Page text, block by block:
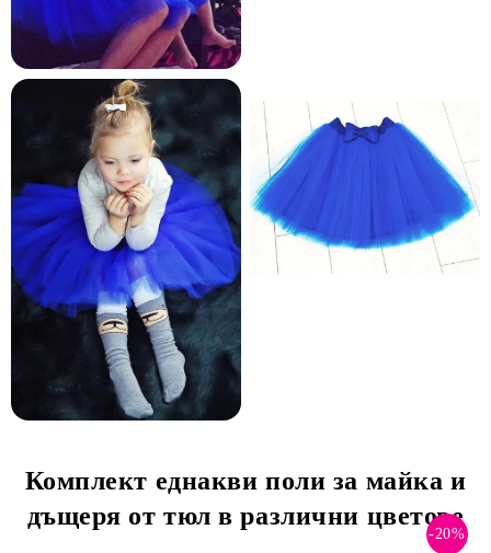
Комплект еднакви поли за майка и
дъщеря от тюл в различни цветове
-20%